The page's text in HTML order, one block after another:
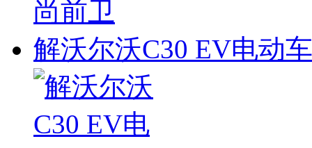
解沃尔沃C30 EV电动车